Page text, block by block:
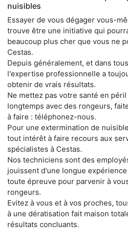
nuisibles
Essayer de vous dégager vous-
trouve être une initiative qui
beaucoup plus cher que vous ne
Cestas.
Depuis généralement, et dans
l'expertise professionnelle a
obtenir de vrais résultats.
Ne mettez pas votre santé en
longtemps avec des rongeurs,
à faire : téléphonez-nous.
Pour une extermination de
tout intérêt à faire recours aux
spécialistes à Cestas.
Nos techniciens sont des
jouissent d'une longue
toute épreuve pour parvenir à
rongeurs.
Evitez à vous et à vos proches,
à une dératisation fait maison
résultats concluants.